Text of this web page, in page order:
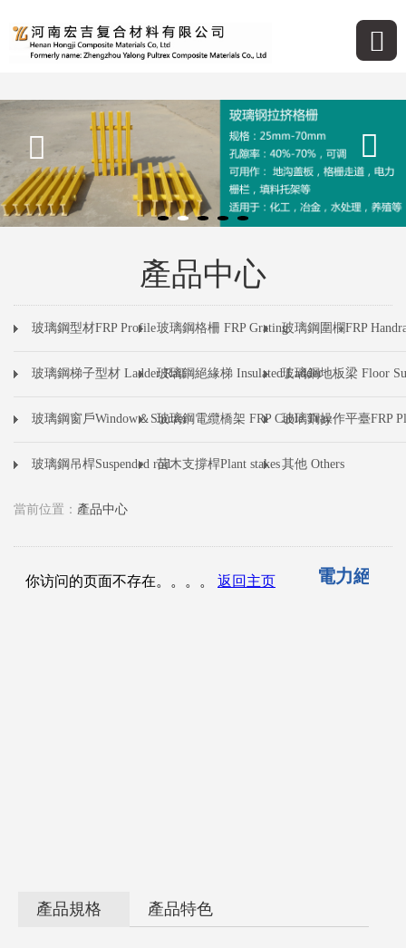
產品中心
玻璃鋼型材FRP Profile玻璃鋼格柵 FRP Grating玻璃鋼圍欄FRP
玻璃鋼梯子型材 Ladder Rail玻璃鋼絕緣梯 Insulated Ladder玻璃鋼地板梁 Floor
玻璃鋼窗戶Window＆Shutter玻璃鋼電纜橋架 FRP Cable Tray玻璃鋼操作平臺FRP
玻璃鋼吊桿Suspended rod苗木支撐桿Plant stakes其他 Others
當前位置： 產品中心
電力絕緣
產品規格 產品特色